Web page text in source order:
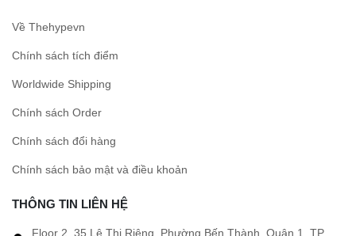
Về Thehypevn
Chính sách tích điểm
Worldwide Shipping
Chính sách Order
Chính sách đổi hàng
Chính sách bảo mật và điều khoản
THÔNG TIN LIÊN HỆ
Floor 2, 35 Lê Thị Riêng, Phường Bến Thành, Quận 1, TP